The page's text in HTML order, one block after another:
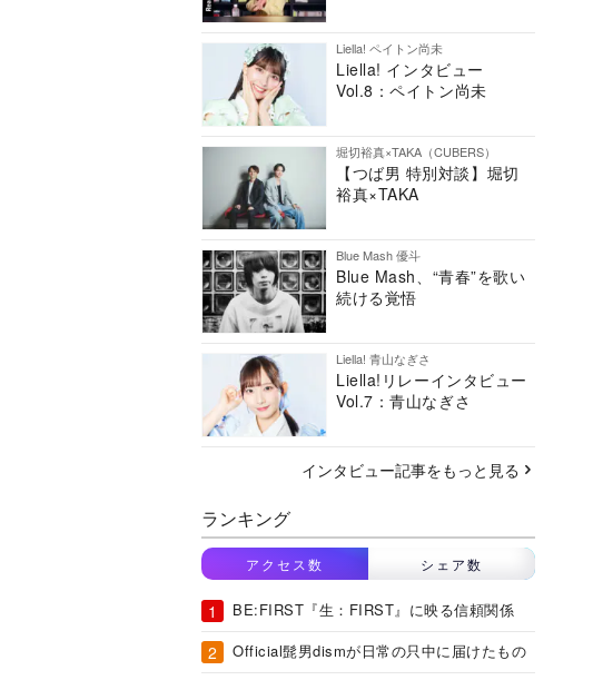
Liella! ペイトン尚未
Liella! インタビュー
Vol.8：ペイトン尚未
堀切裕真×TAKA（CUBERS）
【つば男 特別対談】堀切
裕真×TAKA
Blue Mash 優斗
Blue Mash、“青春”を歌い
続ける覚悟
Liella! 青山なぎさ
Liella!リレーインタビュー
Vol.7：青山なぎさ
インタビュー記事をもっと見る
ランキング
アクセス数 シェア数
BE:FIRST『生：FIRST』に映る信頼関係
Official髭男dismが日常の只中に届けたもの